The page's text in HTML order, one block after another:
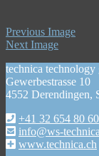
Previous Image
Next Image
technica technology
Gewerbestrasse 10
4552 Derendingen,
+41 32 654 80 60
info@ws-
www.technica.ch